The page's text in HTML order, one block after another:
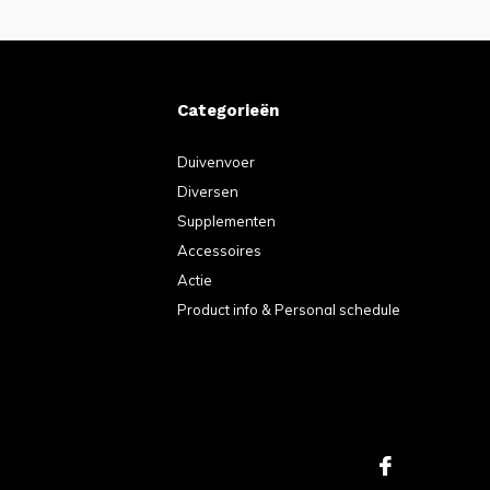
Categorieën
Duivenvoer
Diversen
Supplementen
Accessoires
Actie
Product info & Personal schedule